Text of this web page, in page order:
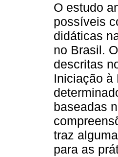
O estudo
possíveis
didáticas
no Brasil.
descritas
Iniciação à
baseadas
traz
para as